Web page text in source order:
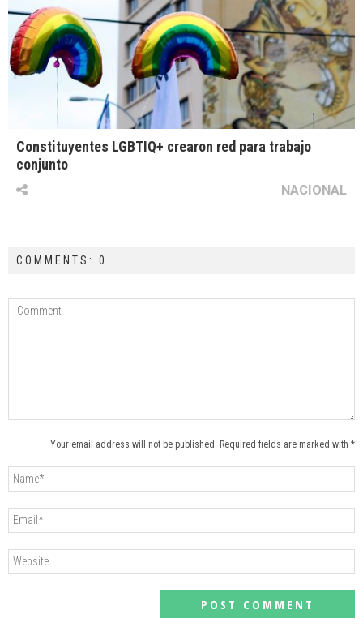
Constituyentes LGBTIQ+ crearon red para trabajo
conjunto
NACIONAL
COMMENTS: 0
Your email address will not be published. Required fields are marked with *